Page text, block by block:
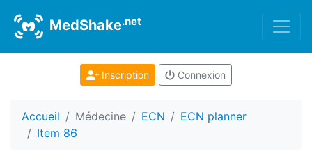
MedShake.net
Inscription Connexion
Accueil Médecine ECN
ECN planner
Item 86